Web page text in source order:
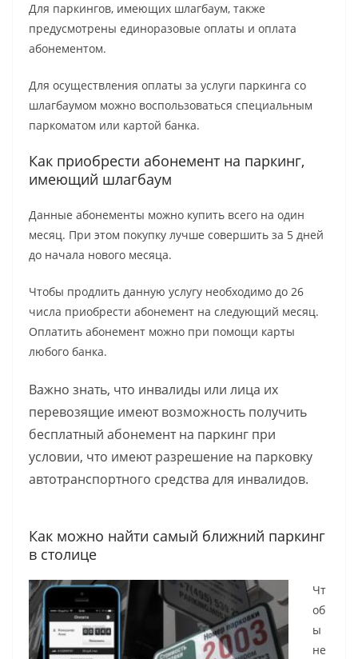
Для паркингов, имеющих шлагбаум, также
предусмотрены единоразовые оплаты и оплата
абонементом.
Для осуществления оплаты за услуги паркинга со
шлагбаумом можно воспользоваться специальным
паркоматом или картой банка.
Как приобрести абонемент на паркинг,
имеющий шлагбаум
Данные абонементы можно купить всего на один
месяц. При этом покупку лучше совершить за 5 дней
до начала нового месяца.
Чтобы продлить данную услугу необходимо до 26
числа приобрести абонемент на следующий месяц.
Оплатить абонемент можно при помощи карты
любого банка.
Важно знать, что инвалиды или лица их
перевозящие имеют возможность получить
бесплатный абонемент на паркинг при
условии, что имеют разрешение на парковку
автотранспортного средства для инвалидов.
Как можно найти самый ближний паркинг
в столице
Чт
об
ы
не